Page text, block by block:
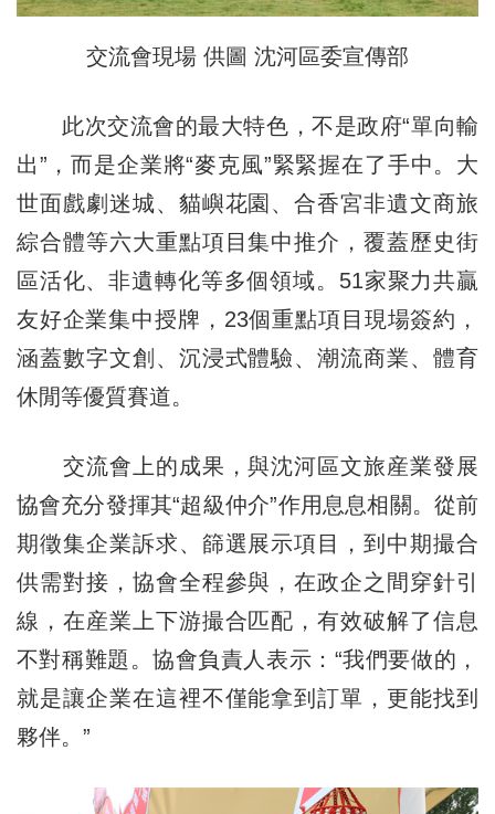
交流會現場 供圖 沈河區委宣傳部
此次交流會的最大特色，不是政府“單向輸
出”，而是企業將“麥克風”緊緊握在了手中。大
世面戲劇迷城、貓嶼花園、合香宮非遺文商旅
綜合體等六大重點項目集中推介，覆蓋歷史街
區活化、非遺轉化等多個領域。51家聚力共贏
友好企業集中授牌，23個重點項目現場簽約，
涵蓋數字文創、沉浸式體驗、潮流商業、體育
休閒等優質賽道。
交流會上的成果，與沈河區文旅産業發展
協會充分發揮其“超級仲介”作用息息相關。從前
期徵集企業訴求、篩選展示項目，到中期撮合
供需對接，協會全程參與，在政企之間穿針引
線，在産業上下游撮合匹配，有效破解了信息
不對稱難題。協會負責人表示：“我們要做的，
就是讓企業在這裡不僅能拿到訂單，更能找到
夥伴。”